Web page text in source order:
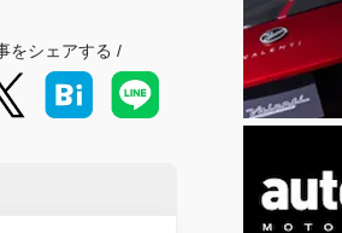
をシェアする /